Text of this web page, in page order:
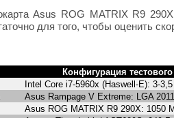
Asus ROG MATRIX R9
для того, чтобы оценить
Конфигурация
Intel Core i7-5960x (Haswell-E): 3-
Asus Rampage V Extreme: LGA
Asus ROG MATRIX R9 290X: 1050